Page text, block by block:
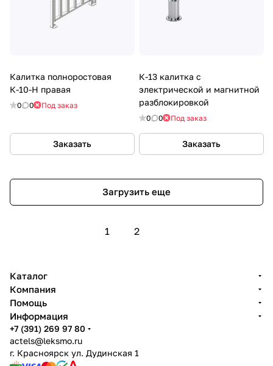
Калитка полноростовая
К-10-Н правая
0 0 Под заказ
Заказать
К-13 калитка с
электрической и магнитной
разблокировкой
0 0 Под заказ
Заказать
Загрузить еще
1 2
Каталог
Компания
Помощь
Информация
+7 (391) 269 97 80
actels@leksmo.ru
г. Красноярск ул. Дудинская 1